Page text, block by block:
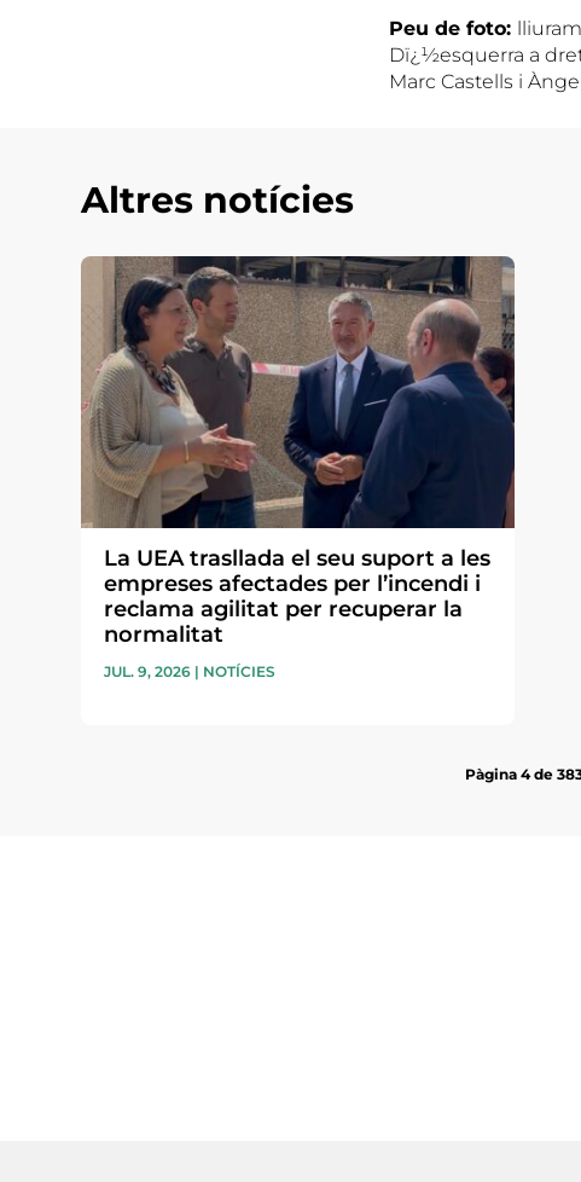
Peu de foto:
Dï¿½esquerra a
Marc Castells i
Altres notícies
La UEA trasllada el seu suport a les
empreses afectades per l’incendi i
reclama agilitat per recuperar la
normalitat
JUL. 9, 2026 | NOTÍCIES
Pàgina 4 de